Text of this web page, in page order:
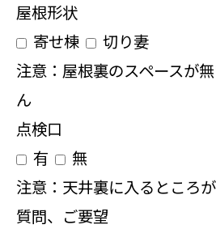
屋根形状
寄せ棟
切り妻
注意：屋根裏のスペースが
ん
点検口
有
無
注意：天井裏に入るところ
質問、ご要望